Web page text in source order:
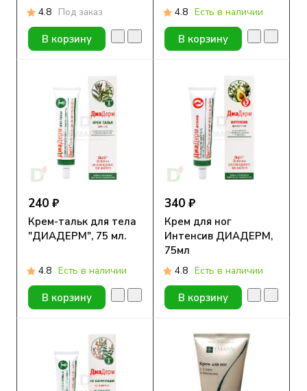
4.8 Под заказ
В корзину
4.8 Есть в наличии
В корзину
240 ₽
Крем-тальк для тела
"ДИАДЕРМ", 75 мл.
4.8 Есть в наличии
В корзину
340 ₽
Крем для ног
Интенсив ДИАДЕРМ,
75мл
4.8 Есть в наличии
В корзину